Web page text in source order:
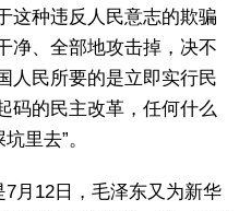
这种违反人民意志的欺骗
净、全部地攻击掉，决不
人民所要的是立即实行民
码的民主改革，任何什么
里去”。
月12日，毛泽东又为新华